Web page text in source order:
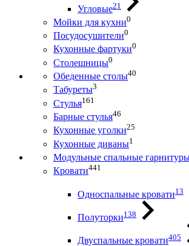
Угловые21
Мойки для кухни0
Посудосушители0
Кухонные фартуки0
Столешницы0
Обеденные столы40
Табуреты3
Стулья161
Барные стулья46
Кухонные уголки25
Кухонные диваны1
Модульные спальные
Кровати441
Односпальные кровати13
Полуторки138
Двуспальные кровати405